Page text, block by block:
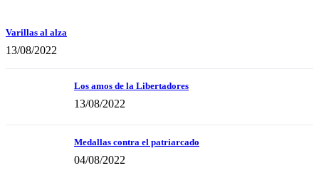
Varillas al alza
13/08/2022
Los amos de la Libertadores
13/08/2022
Medallas contra el patriarcado
04/08/2022